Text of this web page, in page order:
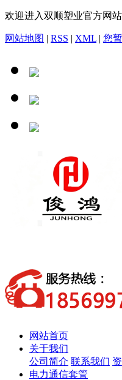
欢迎进入双顺塑业官方网
网站地图 | RSS | XML | 您
网站首页
关于我们
公司简介 联系我们
电力通信套管